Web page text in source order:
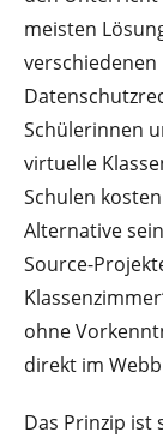
meisten
verschiedenen
Schülerinnen
virtuelle
Schulen
Alternative
Source-
ohne
direkt im
Das Prinzip